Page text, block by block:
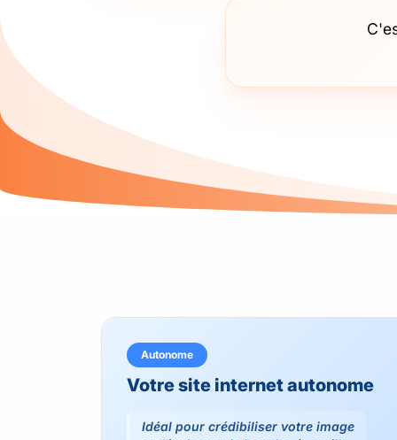
Autonome
Votre site internet autonome
Idéal pour crédibiliser votre image